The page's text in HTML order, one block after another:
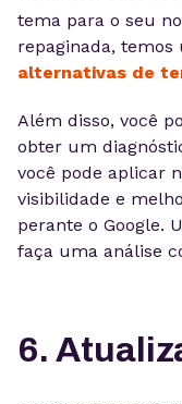
tema para o seu
repaginada, temos
alternativas de
Além disso, você
obter um
você pode aplicar
visibilidade e
perante o Google.
faça uma análise
6.